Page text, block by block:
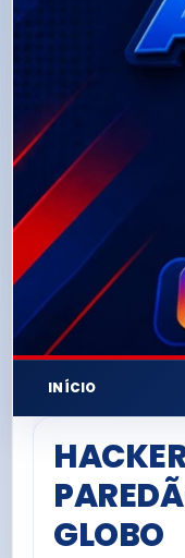
INÍCIO
GLOBO